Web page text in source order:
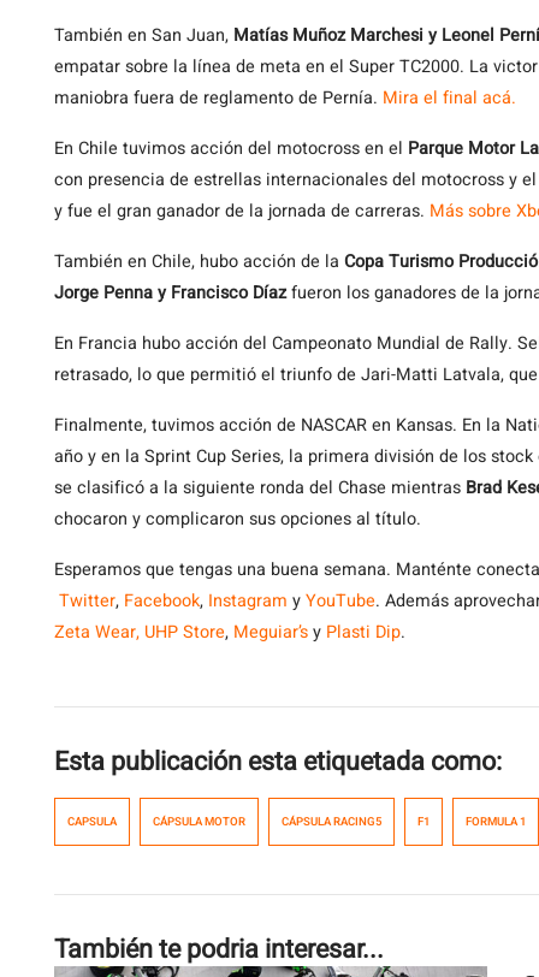
También en San Juan, Matías Muñoz Marchesi y Leonel
empatar sobre la línea de meta en el Super TC2000. La
maniobra fuera de reglamento de Pernía. Mira el final acá.
En Chile tuvimos acción del motocross en el Parque Motor
con presencia de estrellas internacionales del motocross y
y fue el gran ganador de la jornada de carreras. Más sobre
También en Chile, hubo acción de la Copa Turismo
Jorge Penna y Francisco Díazfueron los ganadores de la
En Francia hubo acción del Campeonato Mundial de Rally.
retrasado, lo que permitió el triunfo de Jari-Matti Latvala,
Finalmente, tuvimos acción de NASCAR en Kansas. En la
año y en la Sprint Cup Series, la primera división de los
se clasificó a la siguiente ronda del Chase mientras Brad
chocaron y complicaron sus opciones al título.
Esperamos que tengas una buena semana. Manténte
Twitter, Facebook, Instagram yYouTube. Además
Zeta Wear, UHP Store, Meguiar’sy Plasti Dip.
Esta publicación esta etiquetada como:
CAPSULA CÁPSULA MOTOR CÁPSULA RACING5 F1 FORMULA 1
También te podria interesar...